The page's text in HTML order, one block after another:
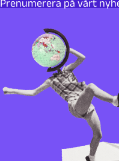
Prenumerera på vårt